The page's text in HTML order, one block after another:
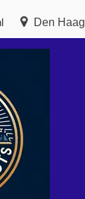
Den Haag